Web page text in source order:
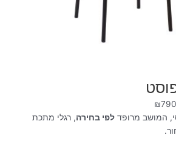
₪
המושב מרופדלפי בחירה, רגלי מתכת